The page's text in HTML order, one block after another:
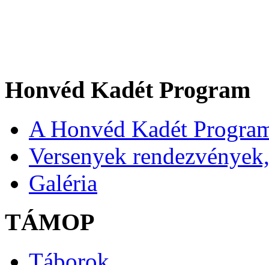
Honvéd Kadét Program
A Honvéd Kadét
Versenyek
Galéria
TÁMOP